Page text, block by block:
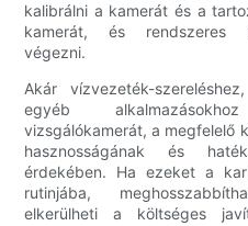
kalibrálni a kamerát és a
kamerát, és rendszeres
végezni.
Akár vízvezeték-
egyéb
vizsgálókamerát, a megfelelő
hasznosságának és
érdekében. Ha ezeket a
rutinjába,
elkerülheti a költséges